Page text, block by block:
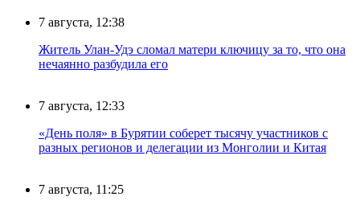
7 августа, 12:38
Житель Улан-Удэ сломал матери ключицу за то, что она
нечаянно разбудила его
7 августа, 12:33
«День поля» в Бурятии соберет тысячу участников с
разных регионов и делегации из Монголии и Китая
7 августа, 11:25